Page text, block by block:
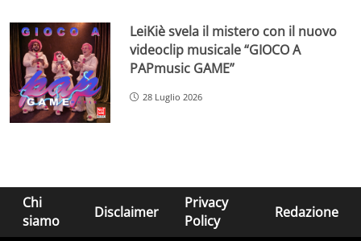
LeiKiè svela il mistero con il nuovo
videoclip musicale “GIOCO A
PAPmusic GAME”
28 Luglio 2026
Chi
siamo
Disclaimer
Privacy
Policy
Redazione